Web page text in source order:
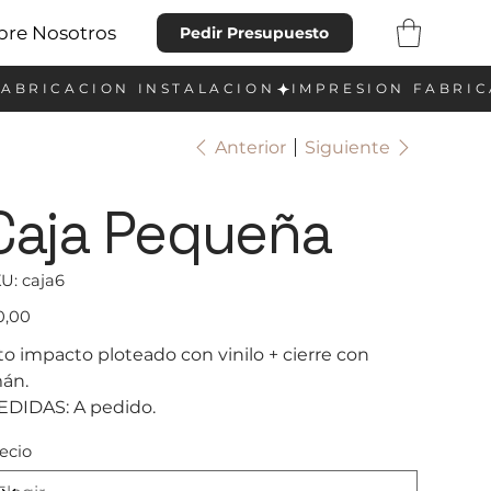
Nosotros Pedir Presupuesto
Anterior Siguiente
Pequeña
SKU
caja6
caja6
impacto ploteado con vinilo + cierre con
A pedido.